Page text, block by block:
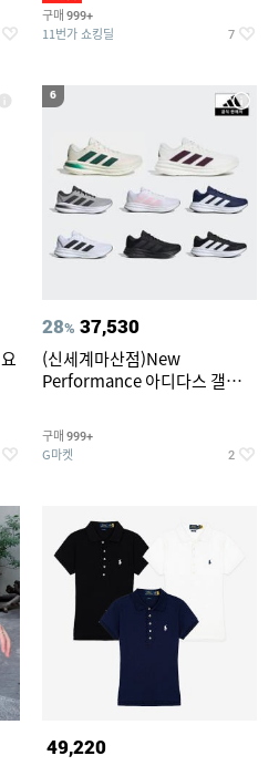
구매 999+
11번가 쇼킹딜 7
6
28% 37,530
(신세계마산점)New
Performance 아디다스 갤럭시
구매 999+
G마켓 2
49,220